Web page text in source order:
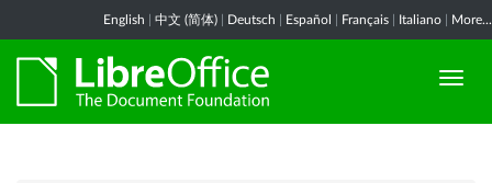
English 中文 (简体) Deutsch Español Français Italiano More...